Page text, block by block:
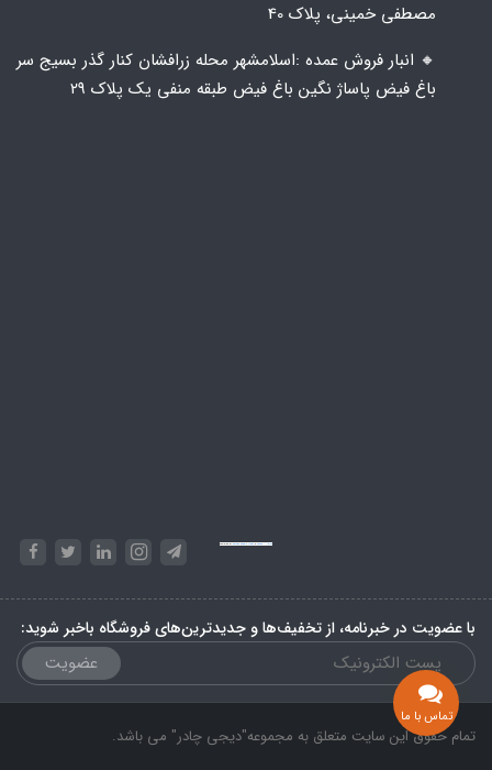
مصطفی خمینی، پلاک 40
🔸️ انبار فروش عمده :اسلامشهر محله زرافشان کنار گذر بسیج سر
باغ فیض پاساژ نگین باغ فیض طبقه منفی یک پلاک ۲۹
Powered by Embed Google Maps & Phase 10 rules
با عضویت در خبرنامه، از تخفیف‌ها و جدیدترین‌های فروشگاه باخبر شوید:
عضویت
تمام حقوق این سایت متعلق به مجموعه"دیجی چادر" می باشد.
تماس با ما